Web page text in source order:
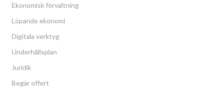
Ekonomisk förvaltning
Löpande ekonomi
Digitala verktyg
Underhållsplan
Juridik
Begär offert